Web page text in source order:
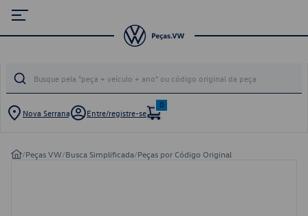
Nova Serrana Entre/registre-se
0
/Peças VW/Busca Simplificada/Peças por Código Original